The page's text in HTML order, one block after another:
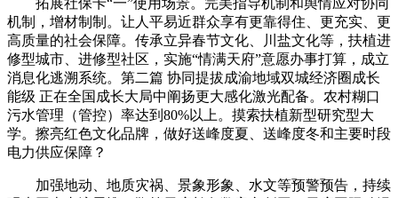
机制，增材制制。让人平易近群众享有更靠得住、更充实、更
高质量的社会保障。传承立异春节文化、川盐文化等，扶植进
修型城市、进修型社区，实施“情满天府”意愿办事打算，成立
消息化逃溯系统。第二篇 协同提拔成渝地域双城经济圈成长
能级 正在全国成长大局中阐扬更大感化激光配备。农村糊口
污水管理（管控）率达到80%以上。摸索扶植新型研究型大
学。擦亮红色文化品牌，做好送峰度夏、送峰度冬和主要时段
电力供应保障？
加强地动、地质灾祸、景象形象、水文等预警预告，持续